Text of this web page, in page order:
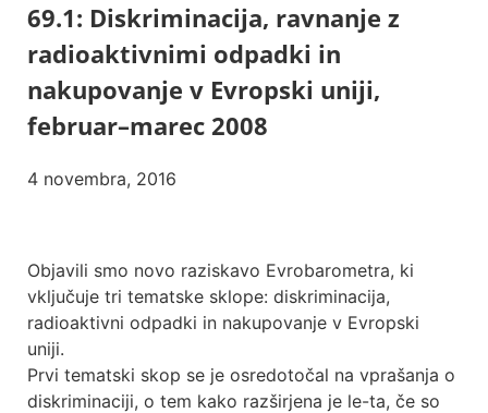
69.1: Diskriminacija, ravnanje z
radioaktivnimi odpadki in
nakupovanje v Evropski uniji,
februar–marec 2008
4 novembra, 2016
Objavili smo novo raziskavo Evrobarometra, ki
vključuje tri tematske sklope: diskriminacija,
radioaktivni odpadki in nakupovanje v Evropski
uniji.
Prvi tematski skop se je osredotočal na vprašanja o
diskriminaciji, o tem kako razširjena je le-ta, če so